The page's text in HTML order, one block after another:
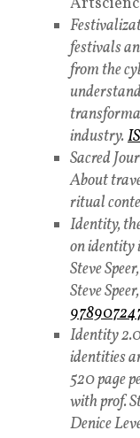
festivals
from the
industry.
Sacred
About
ritual
Identity,
on identity
Steve
Steve
Identity
identities
520 page
with prof.
Denice